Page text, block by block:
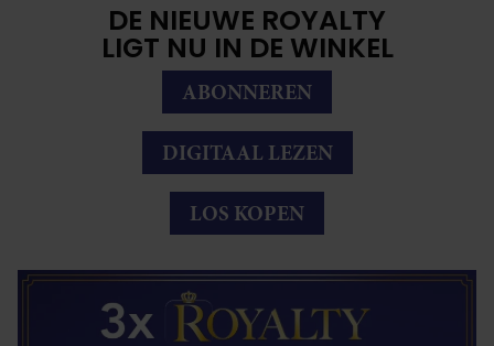
DE NIEUWE ROYALTY
LIGT NU IN DE WINKEL
ABONNEREN
DIGITAAL LEZEN
LOS KOPEN